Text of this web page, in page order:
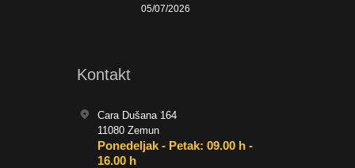
05/07/2026
Kontakt
Cara Dušana 164
11080 Zemun
Ponedeljak - Petak: 09.00 h -
16.00 h